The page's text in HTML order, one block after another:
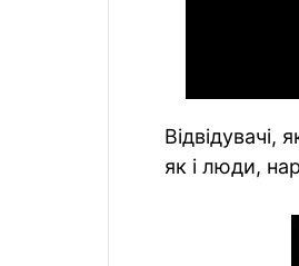
Відвідувачі,
як і люди,